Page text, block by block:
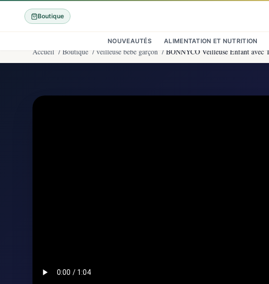
Boutique
NOUVEAUTÉS ALIMENTATION ET NUTRITION
Accueil / Boutique / veilleuse bébé garçon / BONNYCO Veilleuse Enfant avec